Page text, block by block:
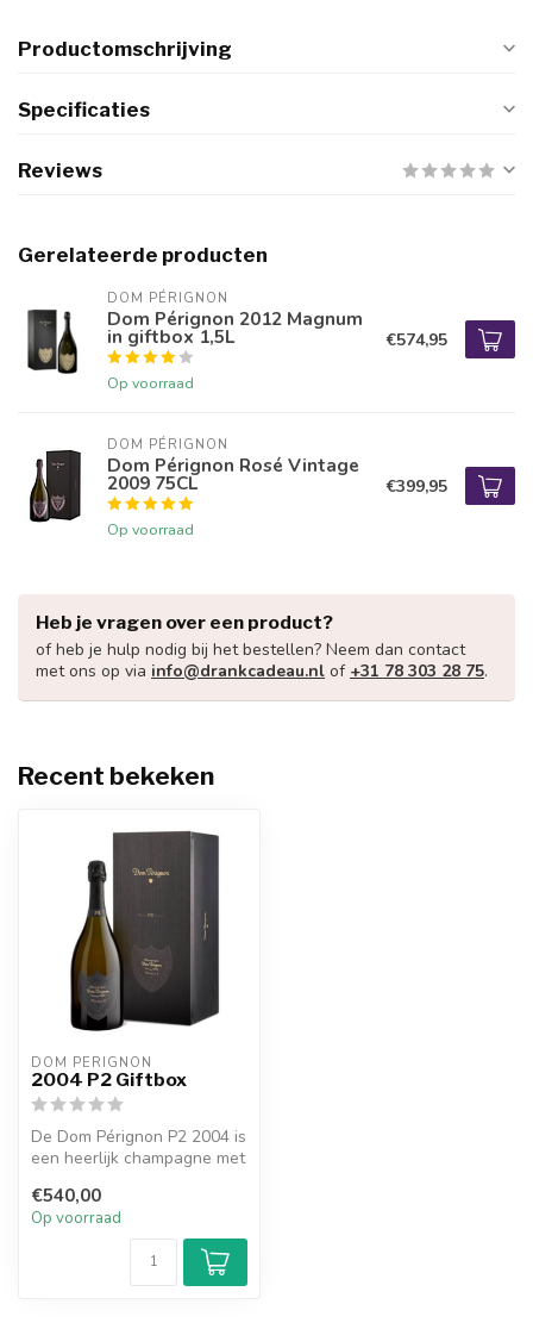
Productomschrijving
Specificaties
Reviews
Gerelateerde producten
DOM PÉRIGNON
Dom Pérignon 2012 Magnum
in giftbox 1,5L
Op voorraad
€574,95
DOM PÉRIGNON
Dom Pérignon Rosé Vintage
2009 75CL
Op voorraad
€399,95
Heb je vragen over een product?
of heb je hulp nodig bij het bestellen? Neem dan contact
met ons op via info@drankcadeau.nl of +31 78 303 28 75.
Recent bekeken
DOM PÉRIGNON
2004 P2 Giftbox
De Dom Pérignon P2 2004 is
een heerlijk champagne met
€540,00
Op voorraad